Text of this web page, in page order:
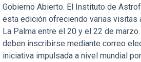
Gobierno Abierto. El Instituto de
esta edición ofreciendo varias visitas
La Palma entre el 20 y el 22 de
deben inscribirse mediante correo
iniciativa impulsada a nivel mundial